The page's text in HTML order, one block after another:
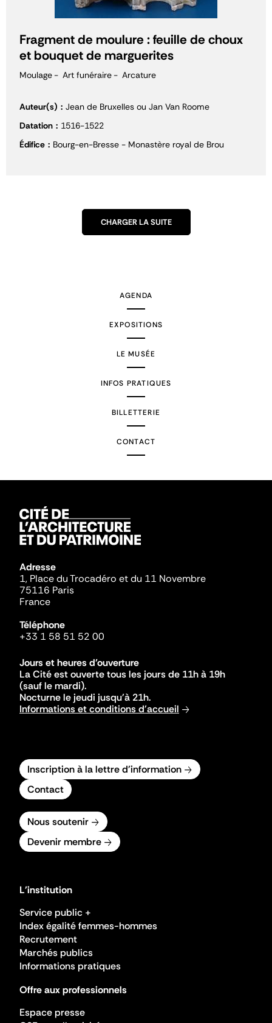
Fragment de moulure : feuille de choux
et bouquet de marguerites
Moulage Art funéraire Arcature
Auteur(s)
Jean de Bruxelles ou Jan Van Roome
Datation
1516-1522
Édifice
Bourg-en-Bresse - Monastère royal de Brou
CHARGER LA SUITE
AGENDA
EXPOSITIONS
LE MUSÉE
INFOS PRATIQUES
BILLETTERIE
CONTACT
Adresse
1, Place du Trocadéro et du 11 Novembre
75116 Paris
France
Téléphone
+33 1 58 51 52 00
Jours et heures d'ouverture
La Cité est ouverte tous les jours de 11h à 19h
(sauf le mardi).
Nocturne le jeudi jusqu'à 21h.
Informations et conditions d'accueil
Inscription à la lettre d'information
Contact
Nous soutenir
Devenir membre
L'institution
Service public +
Index égalité femmes-hommes
Recrutement
Marchés publics
Informations pratiques
Offre aux professionnels
Espace presse